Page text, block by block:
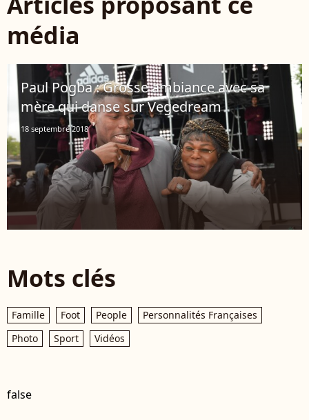
média
Paul Pogba : Grosse ambiance avec sa
mère qui danse sur Vegedream
18 septembre 2018
Mots clés
Famille Foot People
Personnalités Françaises
Photo
Sport Vidéos
false